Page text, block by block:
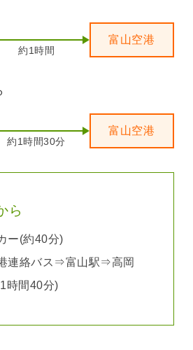
約1時間
富山空港
約1時間30分
富山空港
ら
ー(約40分)
連絡バス⇒富山駅⇒高岡
時間40分)